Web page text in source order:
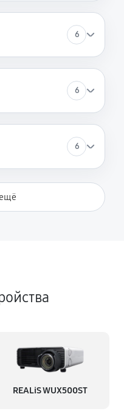
6
6
6
REALiS WUX500ST